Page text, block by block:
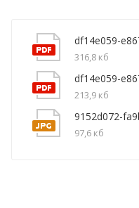
df14e059-
316,8 кб
df14e059-
213,9 кб
9152d072-
97,6 кб